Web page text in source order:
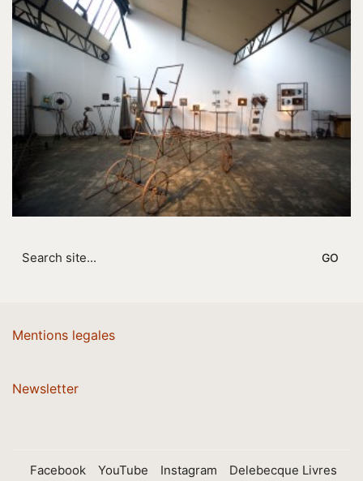
for:
Mentions legales
Newsletter
Facebook YouTube Instagram Delebecque Livres